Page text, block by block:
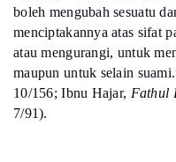
boleh mengubah sesuatu
menciptakannya atas sifat
atau mengurangi, untuk
maupun untuk selain
10/156; Ibnu Hajar, Fathul
7/91).